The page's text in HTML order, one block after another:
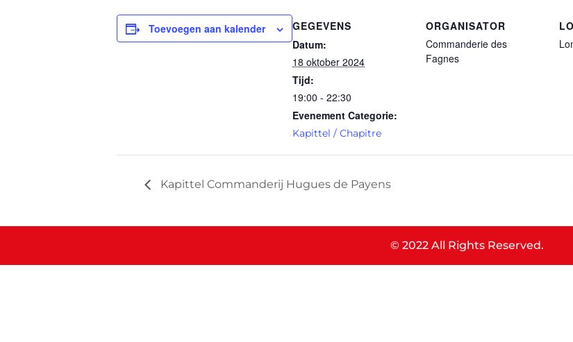
Toevoegen aan kalender
GEGEVENS
Datum:
18 oktober 2024
Tijd:
19:00 - 22:30
Evenement Categorie:
Kapittel / Chapitre
ORGANISATOR
Commanderie des
Fagnes
Kapittel Commanderij Hugues de Payens
© 2022 All Rights Reserved.